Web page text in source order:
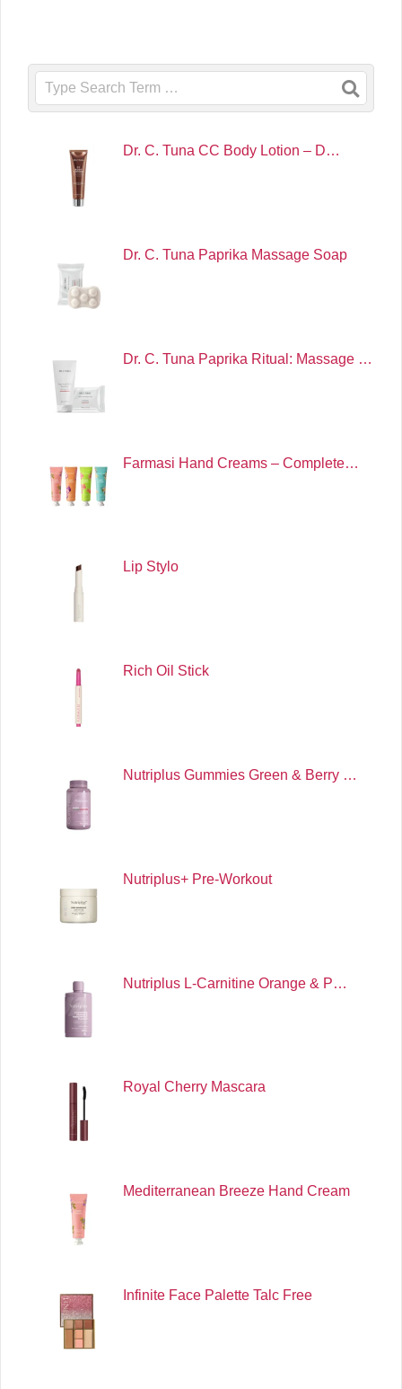
Search
Dr. C. Tuna CC Body Lotion – D…
Dr. C. Tuna Paprika Massage Soap
Dr. C. Tuna Paprika Ritual: Massage …
Farmasi Hand Creams – Complete…
Lip Stylo
Rich Oil Stick
Nutriplus Gummies Green & Berry …
Nutriplus+ Pre-Workout
Nutriplus L-Carnitine Orange & P…
Royal Cherry Mascara
Mediterranean Breeze Hand Cream
Infinite Face Palette Talc Free